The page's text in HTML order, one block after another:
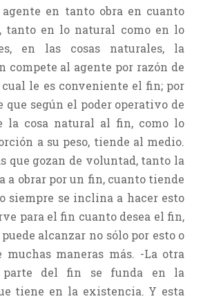
en tanto obra en cuanto
tanto en lo natural como en lo
en las cosas naturales, la
compete al agente por razón de
le es conveniente el fin; por
que según el poder operativo de
la cosa natural al fin, como lo
a su peso, tiende al medio.
que gozan de voluntad, tanto la
obrar por un fin, cuanto tiende
siempre se inclina a hacer esto
para el fin cuanto desea el fin,
alcanzar no sólo por esto o
muchas maneras más. -La otra
parte del fin se funda en la
tiene en la existencia. Y esta